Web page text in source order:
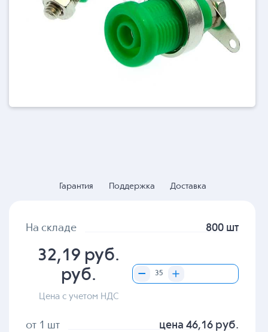
Гарантия Поддержка Доставка
На складе 800 шт
32,19 руб.
руб.
Цена с учетом НДС
от 1 шт цена 46,16 руб.